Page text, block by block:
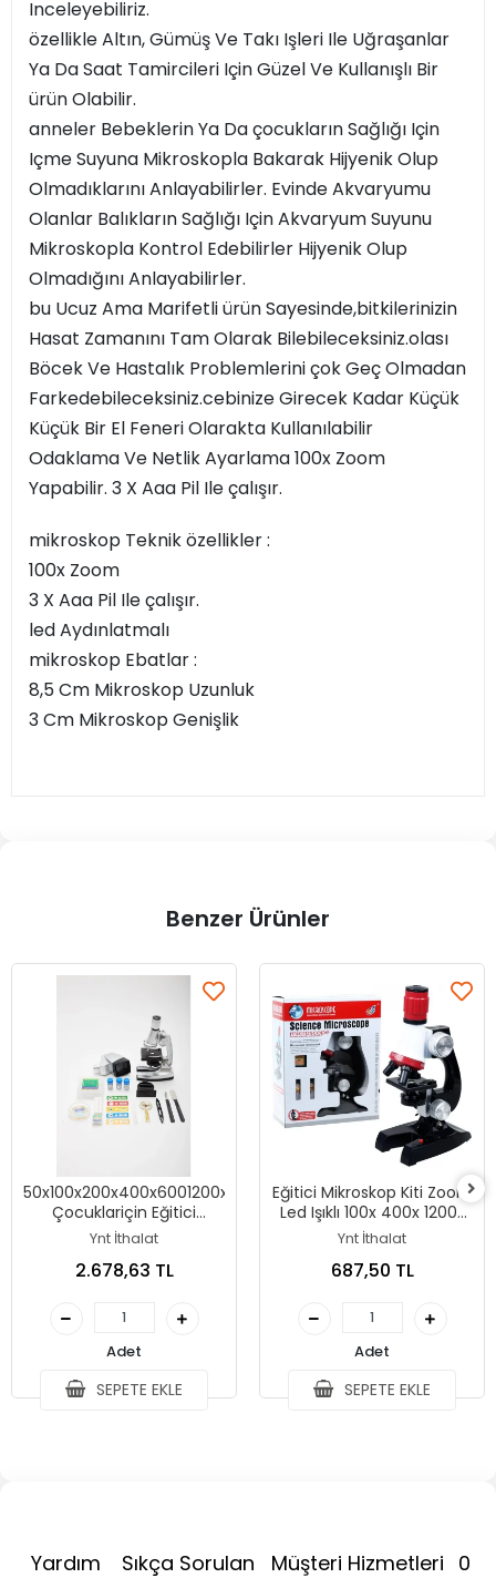
Inceleyebiliriz.
özellikle Altın, Gümüş Ve Takı Işleri Ile Uğraşanlar
Ya Da Saat Tamircileri Için Güzel Ve Kullanışlı Bir
ürün Olabilir.
anneler Bebeklerin Ya Da çocukların Sağlığı Için
Içme Suyuna Mikroskopla Bakarak Hijyenik Olup
Olmadıklarını Anlayabilirler. Evinde Akvaryumu
Olanlar Balıkların Sağlığı Için Akvaryum Suyunu
Mikroskopla Kontrol Edebilirler Hijyenik Olup
Olmadığını Anlayabilirler.
bu Ucuz Ama Marifetli ürün Sayesinde,bitkilerinizin
Hasat Zamanını Tam Olarak Bilebileceksiniz.olası
Böcek Ve Hastalık Problemlerini çok Geç Olmadan
Farkedebileceksiniz.cebinize Girecek Kadar Küçük
Küçük Bir El Feneri Olarakta Kullanılabilir
Odaklama Ve Netlik Ayarlama 100x Zoom
Yapabilir. 3 X Aaa Pil Ile çalışır.
mikroskop Teknik özellikler :
100x Zoom
3 X Aaa Pil Ile çalışır.
led Aydınlatmalı
mikroskop Ebatlar :
8,5 Cm Mikroskop Uzunluk
3 Cm Mikroskop Genişlik
Benzer Ürünler
50x100x200x400x6001200x
Çocuklariçin Eğitici
Projektörlü Mikroskop Seti
Ynt İthalat
2.678,63 TL
Adet
SEPETE EKLE
Eğitici Mikroskop Kiti Zoom
Led Işıklı 100x 400x 1200x
St1200x
Ynt İthalat
687,50 TL
Adet
SEPETE EKLE
Yardım
Sıkça Sorulan
Müşteri Hizmetleri 0